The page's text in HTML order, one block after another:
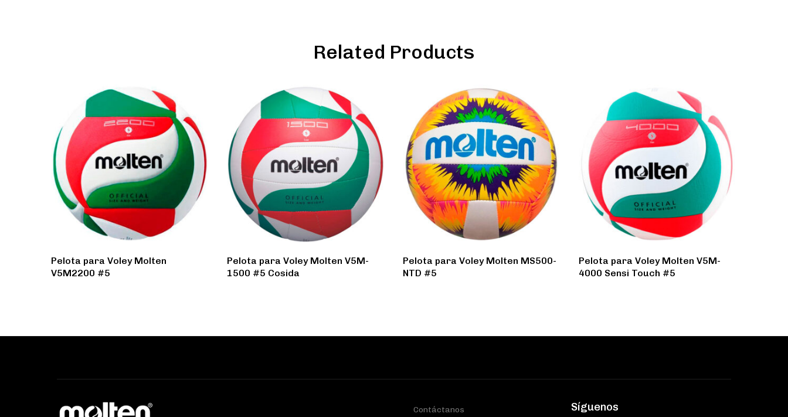
Related Products
Pelota para Voley Molten
V5M2200 #5
Pelota para Voley Molten V5M-
1500 #5 Cosida
Pelota para Voley Molten MS500-
NTD #5
Pelota para Voley Molten V5M-
4000 Sensi Touch #5
Contáctanos Síguenos